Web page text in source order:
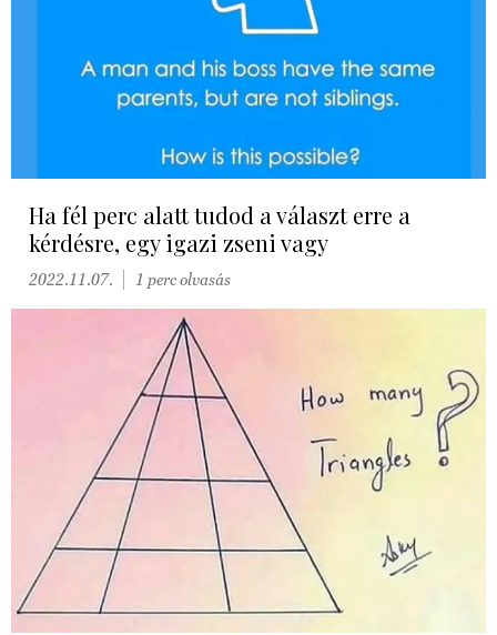
Ha fél perc alatt tudod a választ erre a
kérdésre, egy igazi zseni vagy
2022.11.07. 1 perc olvasás